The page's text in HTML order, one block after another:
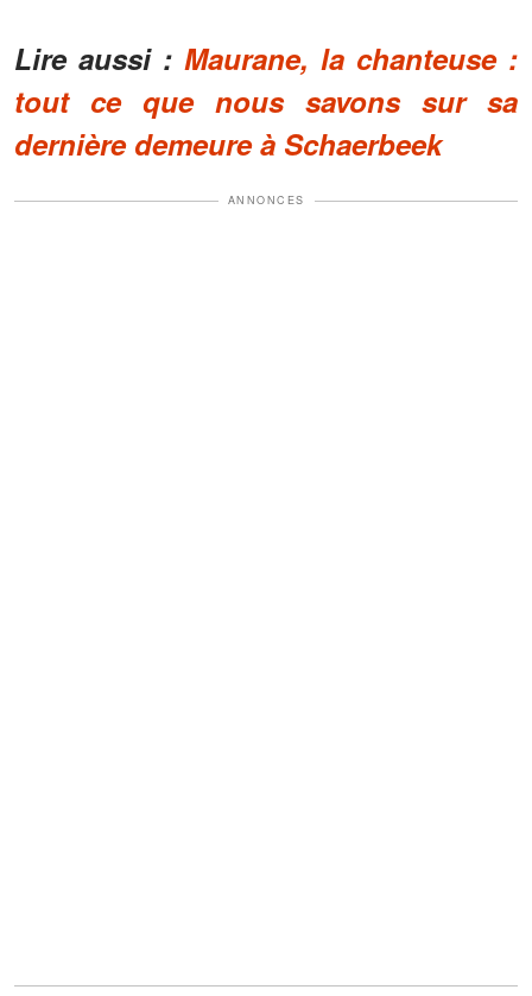
Lire aussi : Maurane, la chanteuse :
tout ce que nous savons sur sa
dernière demeure à Schaerbeek
ANNONCES